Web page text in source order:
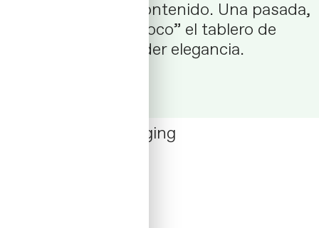
maquetación del contenido. Una pasada,
poder patear “un poco” el tablero de
juego, pero sin perder elegancia.
/ Packaging